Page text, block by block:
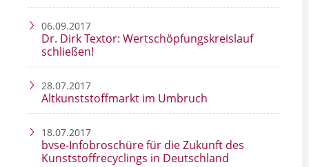
06.09.2017
Dr. Dirk Textor: Wertschöpfungskreislauf
schließen!
28.07.2017
Altkunststoffmarkt im Umbruch
18.07.2017
bvse-Infobroschüre für die Zukunft des
Kunststoffrecyclings in Deutschland